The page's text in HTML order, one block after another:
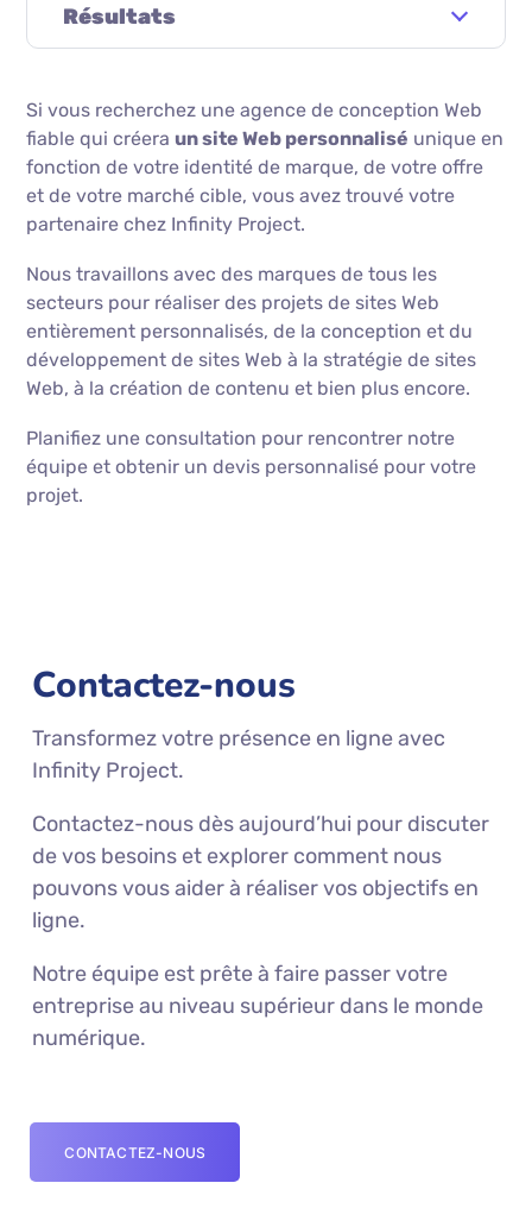
Résultats
Si vous recherchez une agence de conception Web
fiable qui créera un site Web personnalisé unique en
fonction de votre identité de marque, de votre offre
et de votre marché cible, vous avez trouvé votre
partenaire chez Infinity Project.
Nous travaillons avec des marques de tous les
secteurs pour réaliser des projets de sites Web
entièrement personnalisés, de la conception et du
développement de sites Web à la stratégie de sites
Web, à la création de contenu et bien plus encore.
Planifiez une consultation pour rencontrer notre
équipe et obtenir un devis personnalisé pour votre
projet.
Contactez-nous
Transformez votre présence en ligne avec
Infinity Project.
Contactez-nous dès aujourd’hui pour discuter
de vos besoins et explorer comment nous
pouvons vous aider à réaliser vos objectifs en
ligne.
Notre équipe est prête à faire passer votre
entreprise au niveau supérieur dans le monde
numérique.
CONTACTEZ-NOUS